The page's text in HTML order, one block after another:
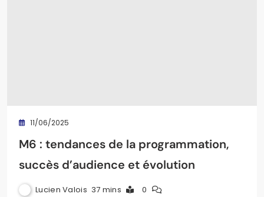
11/06/2025
M6 : tendances de la programmation,
succès d’audience et évolution
Lucien Valois 37 mins 0